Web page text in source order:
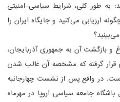
به طور کلی، شرایط سیاسی–امنیتی
ارزیابی می‌کنید و جایگاه ایران را
و بازگشت آن به جمهوری آذربایجان،
قرار گرفته که مشخصه آن غالب شدن
در واقع پس از نشست چهارجانبه
جامعه سیاسی اروپا در مهرماه